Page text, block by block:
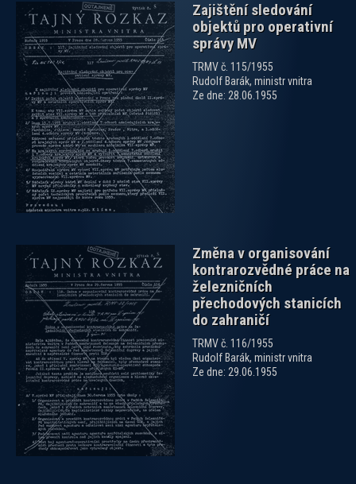
Zajištění sledování
objektů pro operativní
správy MV
TRMV č. 115/1955
Rudolf Barák, ministr vnitra
Ze dne: 28.06.1955
Změna v organisování
kontrarozvědné práce na
železničních
přechodových stanicích
do zahraničí
TRMV č. 116/1955
Rudolf Barák, ministr vnitra
Ze dne: 29.06.1955
zobrazit PDF dokument